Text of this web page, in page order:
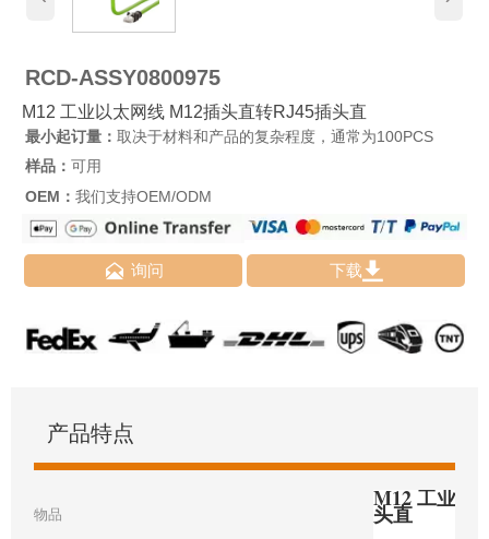
RCD-ASSY0800975
M12 工业以太网线 M12插头直转RJ45插头直
最小起订量： 取决于材料和产品的复杂程度，通常为100PCS
样品： 可用
OEM： 我们支持OEM/ODM
 询问 下载
产品特点
物品
M12 工业以
头直